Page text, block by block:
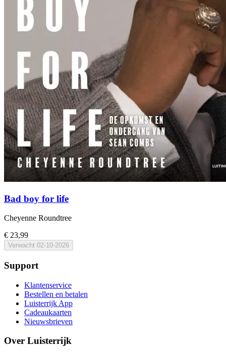
Bad boy for life
Cheyenne Roundtree
€ 23,99
Verwacht 02-10-2026
Support
Klantenservice
Bestellen en betalen
Luisterrijk App
Cadeaukaarten
Nieuwsbrieven
Over Luisterrijk